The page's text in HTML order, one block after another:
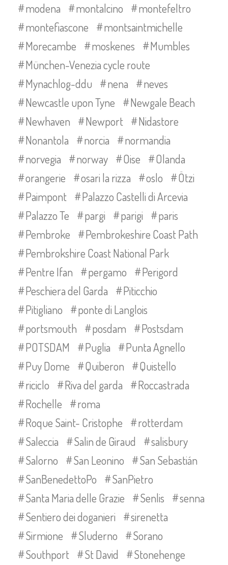
modena
montalcino
montefeltro
montefiascone
montsaintmichelle
Morecambe
moskenes
Mumbles
München-Venezia cycle route
Mynachlog-ddu
nena
neves
Newcastle upon Tyne
Newgale Beach
Newhaven
Newport
Nidastore
Nonantola
norcia
normandia
norvegia
norway Oise
Olanda
orangerie
osari la rizza oslo
Ötzi
Paimpont
Palazzo Castelli di Arcevia
Palazzo Te
pargi parigi
paris
Pembroke
Pembrokeshire Coast Path
Pembrokshire Coast National Park
Pentre Ifan
pergamo
Perigord
Peschiera del Garda
Piticchio
Pitigliano
ponte di Langlois
portsmouth
posdam
Postsdam
POTSDAM
Puglia
Punta Agnello
Puy Dome
Quiberon
Quistello
riciclo
Riva del garda
Roccastrada
Rochelle
roma
Roque Saint- Cristophe
rotterdam
Saleccia
Salin de Giraud
salisbury
Salorno
San Leonino
San Sebastián
SanBenedettoPo
SanPietro
Santa Maria delle Grazie
Senlis
senna
Sentiero dei doganieri
sirenetta
Sirmione
Sluderno
Sorano
Southport
St David
Stonehenge